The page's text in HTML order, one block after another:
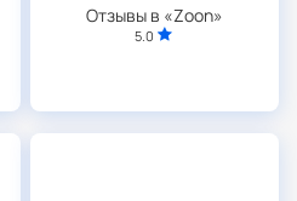
Отзывы в «Zoon»
5.0